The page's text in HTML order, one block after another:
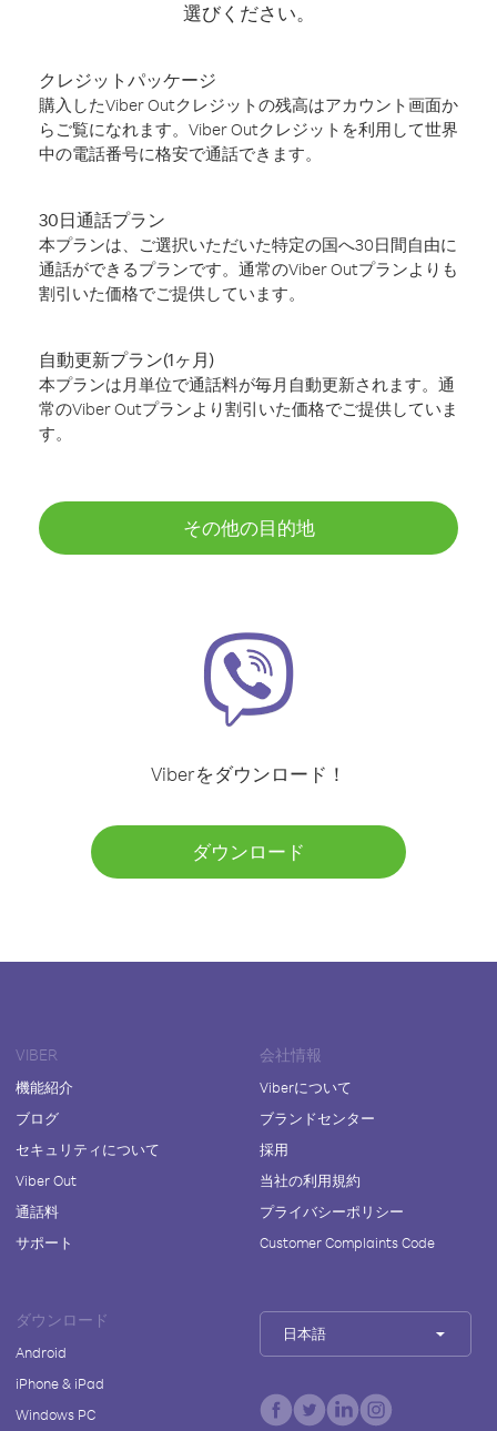
選びください。
クレジットパッケージ
購入したViber Outクレジットの残高はアカウント画面か
らご覧になれます。Viber Outクレジットを利用して世界
中の電話番号に格安で通話できます。
30日通話プラン
本プランは、ご選択いただいた特定の国へ30日間自由に
通話ができるプランです。通常のViber Outプランよりも
割引いた価格でご提供しています。
自動更新プラン(1ヶ月)
本プランは月単位で通話料が毎月自動更新されます。通
常のViber Outプランより割引いた価格でご提供していま
す。
その他の目的地
Viberをダウンロード！
ダウンロード
VIBER
機能紹介
ブログ
セキュリティについて
Viber Out
通話料
サポート
会社情報
Viberについて
ブランドセンター
採用
当社の利用規約
プライバシーポリシー
Customer Complaints Code
ダウンロード
Android
iPhone & iPad
Windows PC
日本語